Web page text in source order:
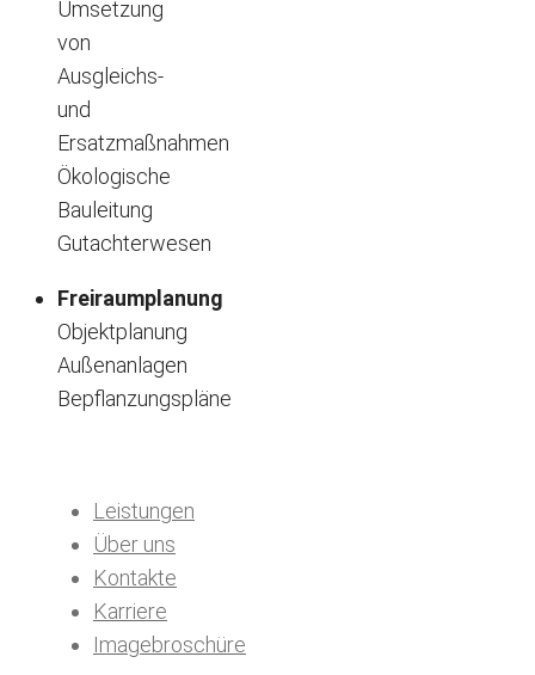
Umsetzung
von
Ausgleichs-
und
Ersatzmaßnahmen
Ökologische
Bauleitung
Gutachterwesen
Freiraumplanung
Objektplanung
Außenanlagen
Bepflanzungspläne
Leistungen
Über uns
Kontakte
Karriere
Imagebroschüre